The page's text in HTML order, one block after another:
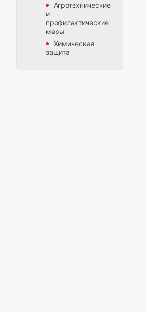
Агротехнические
и
профилактические
меры
Химическая
защита